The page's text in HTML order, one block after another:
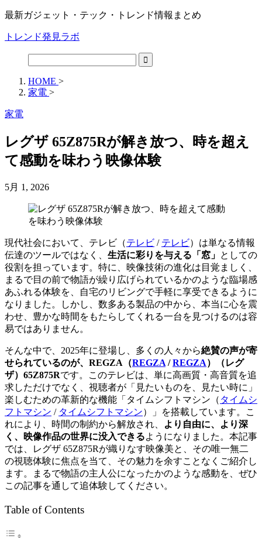
最新ガジェット・テック・トレンド情報まとめ
トレンド発見ラボ
HOME >
家電 >
家電
レグザ 65Z875Rが解き放つ、時を超え
て感動を味わう映像体験
5月 1, 2026
現代社会において、 テレビ（テレビ / テレビ） は単なる情報
伝達のツールではなく、 生活に彩りを与える「窓」 としての
役割を担っています。特に、映像技術の進化は目覚ましく、
まるで目の前で物語が繰り広げられているかのような臨場感
あふれる体験を、自宅のリビングで手軽に享受できるように
なりました。しかし、数多ある製品の中から、本当に心を震
わせ、豊かな時間をもたらしてくれる一台を見つけるのは容
易ではありません。
そんな中で、2025年に登場し、多くの人々から絶賛の声が寄
せられているのが、 REGZA（REGZA /REGZA）
（レグ
ザ）65Z875Rです。このテレビは、単に高画質・高音質を追
求しただけでなく、視聴者が「見たいものを、見たい時に」
楽しむための革新的な機能「 タイムシフトマシン（ タイムシ
フトマシン / タイムシフトマシン）
」を搭載しています。こ
れにより、時間の制約から解放され、
より自由に、より深
く、映像作品の世界に没入できるようになりました。本記事
では、レグザ 65Z875Rが織りなす映像美と、その唯一無二
の視聴体験に焦点を当て、その魅力を余すことなくご紹介し
ます。まるで物語の主人公になったかのような感動を、ぜひ
この記事を通して追体験してください。
Table of Contents